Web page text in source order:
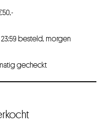
besteld, morgen
gecheckt